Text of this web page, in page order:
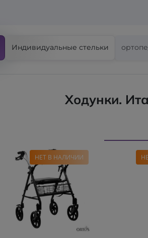
Индивидуальные стельки
Ходунки.
НЕТ В НАЛИЧИИ